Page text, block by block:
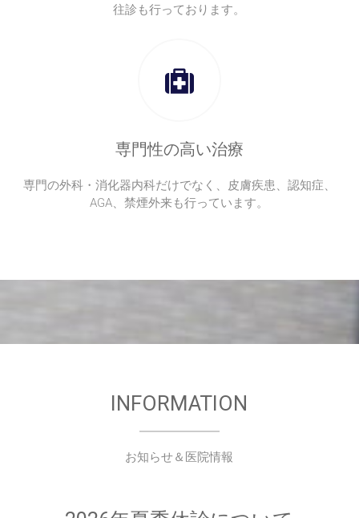
往診も行っております。
専門性の高い治療
専門の外科・消化器内科だけでなく、皮膚疾患、認知症、
AGA、禁煙外来も行っています。
INFORMATION
お知らせ＆医院情報